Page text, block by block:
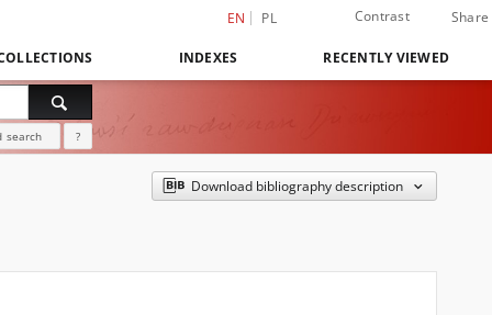
EN PL Contrast Share
INDEXES RECENTLY VIEWED
search ?
Download bibliography description